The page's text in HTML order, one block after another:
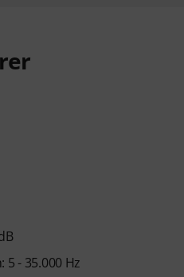
- 35.000 Hz